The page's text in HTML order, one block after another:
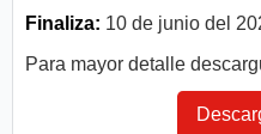
Finaliza: 10 de junio del
Para mayor detalle